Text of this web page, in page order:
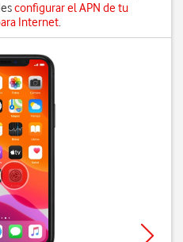
configurar el APN de tu
Internet.